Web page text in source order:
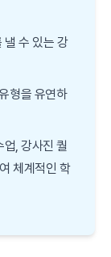
낼 수 있는 강
형을 유연하
업, 강사진 퀄
체계적인 학